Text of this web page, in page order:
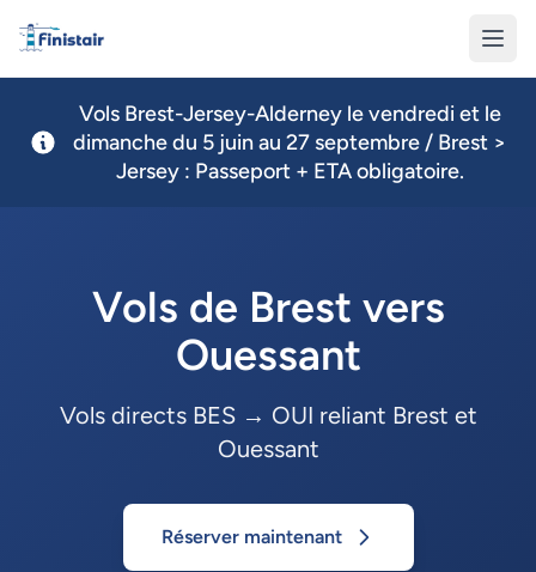
Finistair
Vols Brest-Jersey-Alderney le vendredi et le
dimanche du 5 juin au 27 septembre / Brest >
Jersey : Passeport + ETA obligatoire.
Vols de Brest vers
Ouessant
Vols directs BES → OUI reliant Brest et
Ouessant
Réserver maintenant